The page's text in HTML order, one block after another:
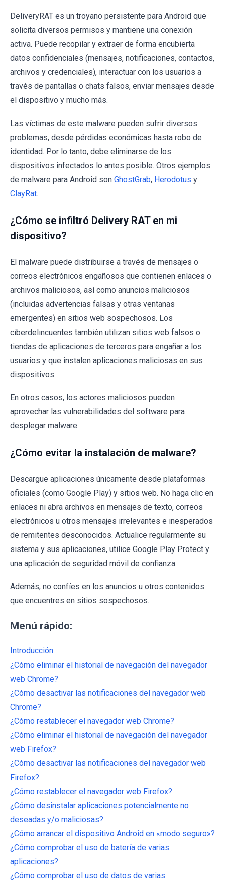
DeliveryRAT es un troyano persistente para Android que
solicita diversos permisos y mantiene una conexión
activa. Puede recopilar y extraer de forma encubierta
datos confidenciales (mensajes, notificaciones, contactos,
archivos y credenciales), interactuar con los usuarios a
través de pantallas o chats falsos, enviar mensajes desde
el dispositivo y mucho más.
Las víctimas de este malware pueden sufrir diversos
problemas, desde pérdidas económicas hasta robo de
identidad. Por lo tanto, debe eliminarse de los
dispositivos infectados lo antes posible. Otros ejemplos
de malware para Android son GhostGrab, Herodotus y
ClayRat.
¿Cómo se infiltró Delivery RAT en mi
dispositivo?
El malware puede distribuirse a través de mensajes o
correos electrónicos engañosos que contienen enlaces o
archivos maliciosos, así como anuncios maliciosos
(incluidas advertencias falsas y otras ventanas
emergentes) en sitios web sospechosos. Los
ciberdelincuentes también utilizan sitios web falsos o
tiendas de aplicaciones de terceros para engañar a los
usuarios y que instalen aplicaciones maliciosas en sus
dispositivos.
En otros casos, los actores maliciosos pueden
aprovechar las vulnerabilidades del software para
desplegar malware.
¿Cómo evitar la instalación de malware?
Descargue aplicaciones únicamente desde plataformas
oficiales (como Google Play) y sitios web. No haga clic en
enlaces ni abra archivos en mensajes de texto, correos
electrónicos u otros mensajes irrelevantes e inesperados
de remitentes desconocidos. Actualice regularmente su
sistema y sus aplicaciones, utilice Google Play Protect y
una aplicación de seguridad móvil de confianza.
Además, no confíes en los anuncios u otros contenidos
que encuentres en sitios sospechosos.
Menú rápido:
Introducción
¿Cómo eliminar el historial de navegación del navegador
web Chrome?
¿Cómo desactivar las notificaciones del navegador web
Chrome?
¿Cómo restablecer el navegador web Chrome?
¿Cómo eliminar el historial de navegación del navegador
web Firefox?
¿Cómo desactivar las notificaciones del navegador web
Firefox?
¿Cómo restablecer el navegador web Firefox?
¿Cómo desinstalar aplicaciones potencialmente no
deseadas y/o maliciosas?
¿Cómo arrancar el dispositivo Android en «modo seguro»?
¿Cómo comprobar el uso de batería de varias
aplicaciones?
¿Cómo comprobar el uso de datos de varias